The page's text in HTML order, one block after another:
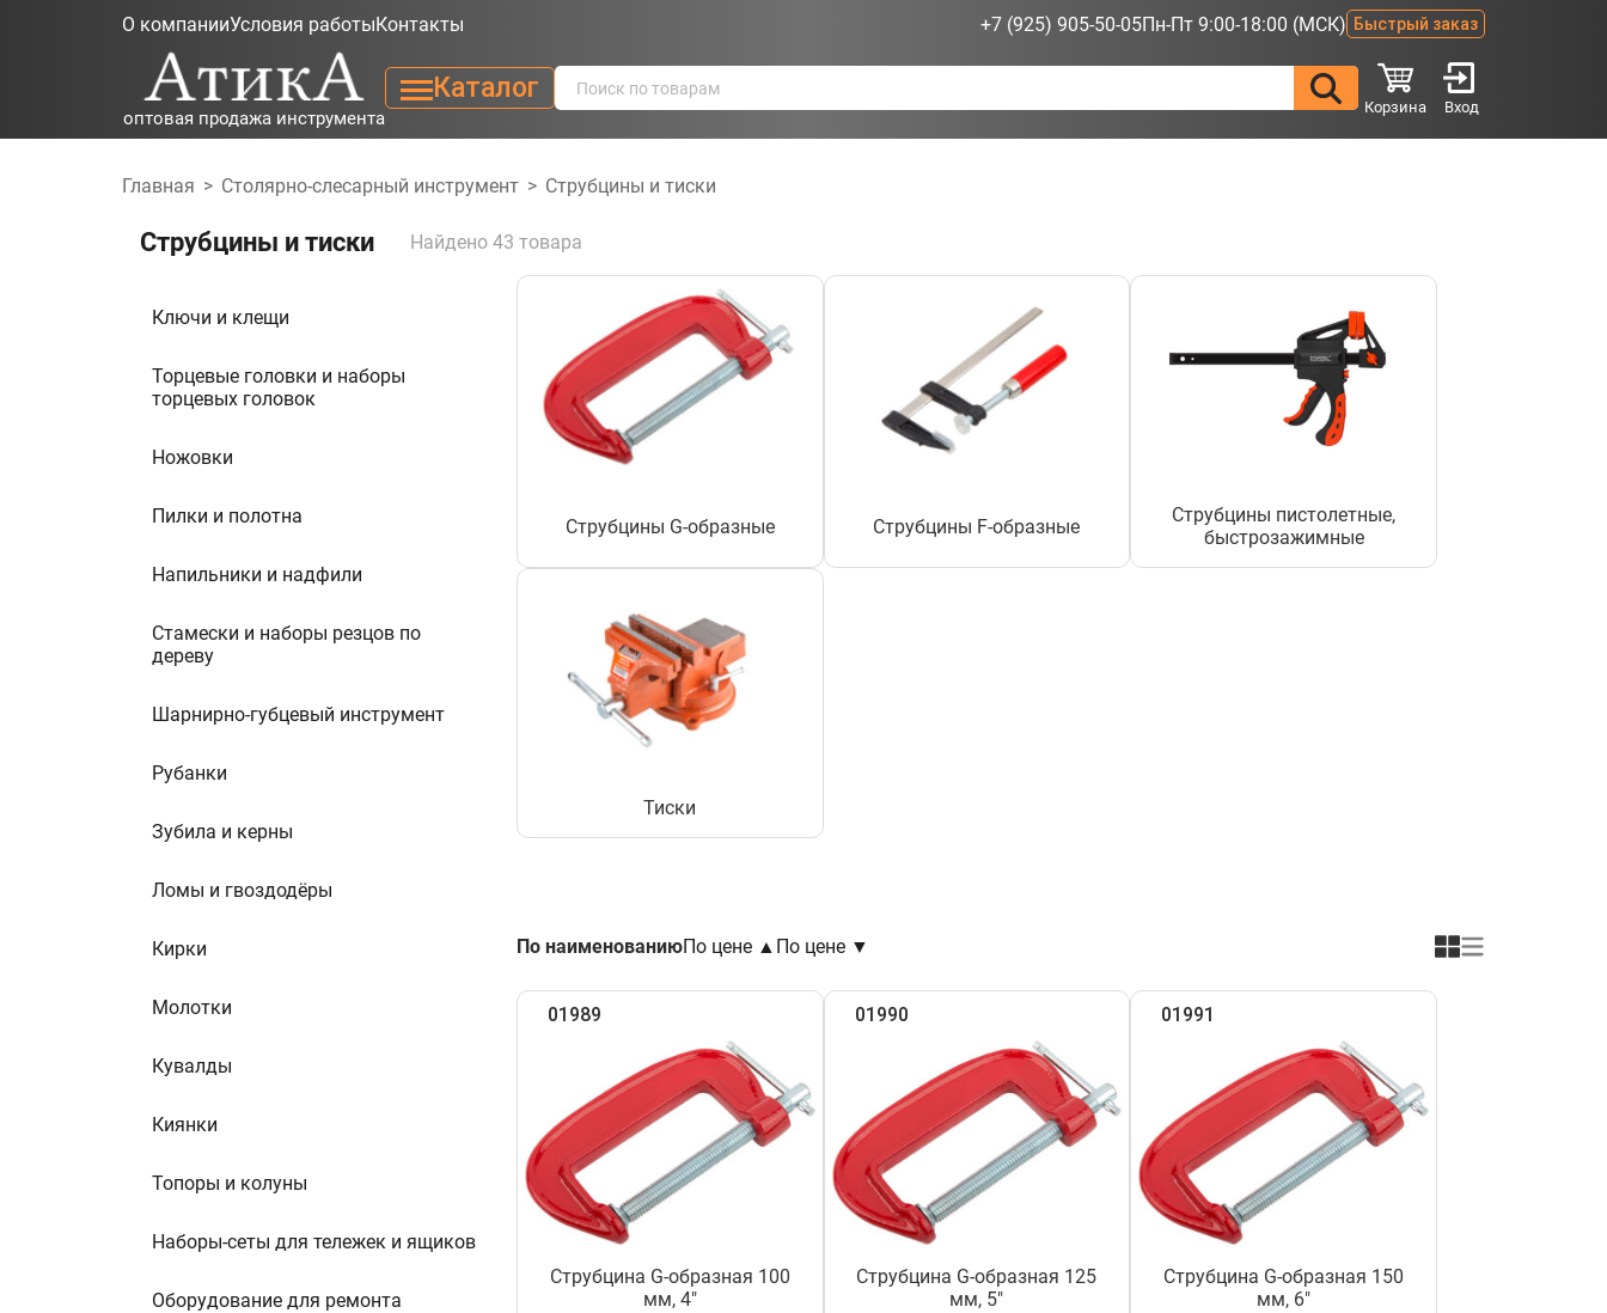
О компанииУсловия работыКонтакты +7 (925) 905-50-05Пн-Пт 9:00-18:00 (МСК) Быстрый заказ
оптовая продажа инструмента
Каталог
Корзина Вход
Главная > Столярно-слесарный инструмент > Струбцины и тиски
Струбцины и тиски Найдено 43 товара
Ключи и клещи
Торцевые головки и наборы
торцевых головок
Ножовки
Пилки и полотна
Напильники и надфили
Стамески и наборы резцов по
дереву
Шарнирно-губцевый инструмент
Рубанки
Зубила и керны
Ломы и гвоздодёры
Кирки
Молотки
Кувалды
Киянки
Топоры и колуны
Наборы-сеты для тележек и ящиков
Оборудование для ремонта
Струбцины G-образные Струбцины F-образные
Струбцины пистолетные,
быстрозажимные
Тиски
По наименованиюПо цене ▲ По цене ▼
01989
Струбцина G-образная 100
мм, 4"
01990
Струбцина G-образная 125
мм, 5"
01991
Струбцина G-образная 150
мм, 6"